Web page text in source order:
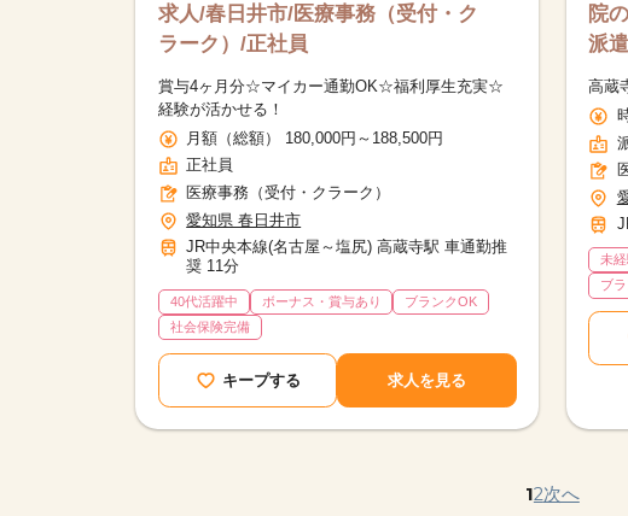
求人/春日井市/医療事務（受付・ク
ラーク）/正社員
賞与4ヶ月分☆マイカー通勤OK☆福利厚生充実☆
経験が活かせる！
月額（総額） 180,000円～188,500円
正社員
医療事務（受付・クラーク）
愛知県 春日井市
JR中央本線(名古屋～塩尻) 高蔵寺駅 車通勤推
奨 11分
40代活躍中 ボーナス・賞与あり
ブランクOK
社会保険完備
キープする 求人を見る
院
派遣
高蔵
未
ブ
12次へ